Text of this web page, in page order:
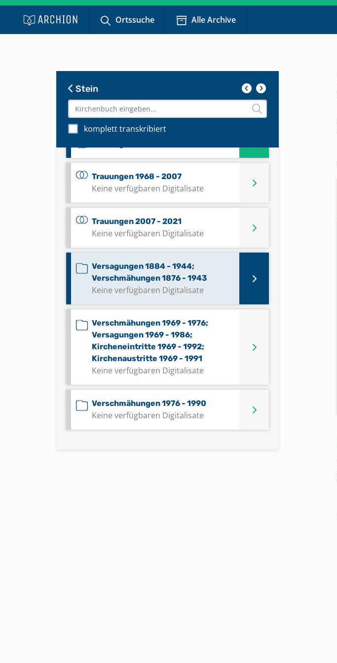
Ortssuche Alle Archive
Stein
komplett transkribiert
Totgeburten 1883 - 1911
Trauungen 1908 - 1942
Trauungen 1968 - 2007
Keine verfügbaren Digitalisate
Trauungen 2007 - 2021
Keine verfügbaren Digitalisate
Versagungen 1884 - 1944;
Verschmähungen 1876 - 1943
Keine verfügbaren Digitalisate
Verschmähungen 1969 - 1976;
Versagungen 1969 - 1986;
Kircheneintritte 1969 - 1992;
Kirchenaustritte 1969 - 1991
Keine verfügbaren Digitalisate
Verschmähungen 1976 - 1990
Keine verfügbaren Digitalisate